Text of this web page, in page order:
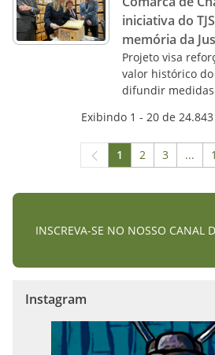
iniciativa do
memória da
Projeto visa
valor histórico
difundir medidas
Exibindo 1 - 20 de
Página
1 Página
2 Página
3 ...
INSCREVA-SE NO NOSSO CANAL
Instagram